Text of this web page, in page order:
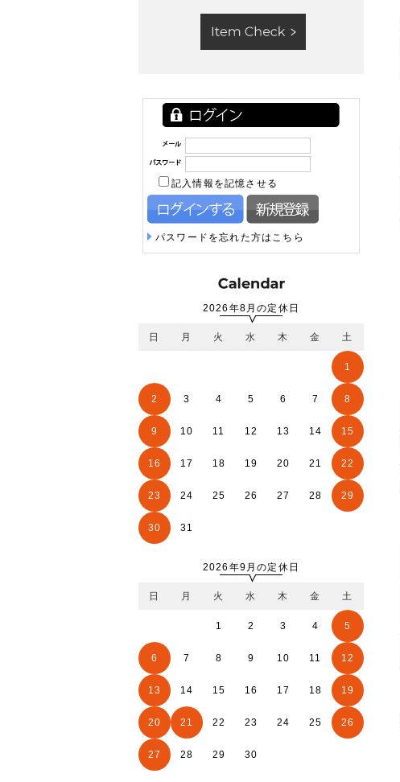
記入情報を記憶させる
パスワードを忘れた方はこちら
2026年8月の定休日
日 月 火 水 木 金 土
1
2 3 4 5 6 7 8
9 10 11 12 13 14 15
16 17 18 19 20 21 22
23 24 25 26 27 28 29
30 31
2026年9月の定休日
日 月 火 水 木 金 土
1 2 3 4 5
6 7 8 9 10 11 12
13 14 15 16 17 18 19
20 21 22 23 24 25 26
27 28 29 30